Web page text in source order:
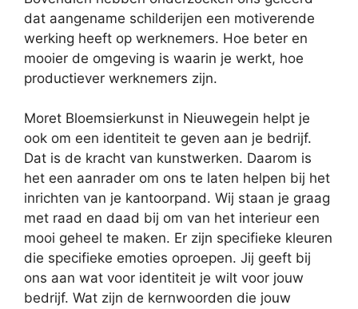
dat aangename schilderijen een motiverende
werking heeft op werknemers. Hoe beter en
mooier de omgeving is waarin je werkt, hoe
productiever werknemers zijn.
Moret Bloemsierkunst in Nieuwegein helpt je
ook om een identiteit te geven aan je bedrijf.
Dat is de kracht van kunstwerken. Daarom is
het een aanrader om ons te laten helpen bij het
inrichten van je kantoorpand. Wij staan je graag
met raad en daad bij om van het interieur een
mooi geheel te maken. Er zijn specifieke kleuren
die specifieke emoties oproepen. Jij geeft bij
ons aan wat voor identiteit je wilt voor jouw
bedrijf. Wat zijn de kernwoorden die jouw